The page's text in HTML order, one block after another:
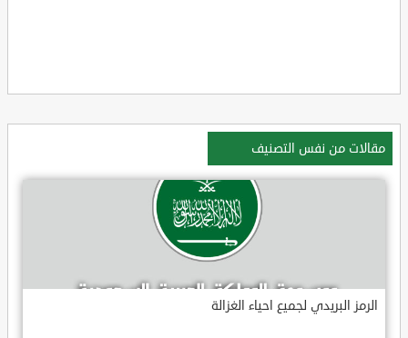
مقالات من نفس التصنيف
الرمز البريدي لجميع احياء الغزالة